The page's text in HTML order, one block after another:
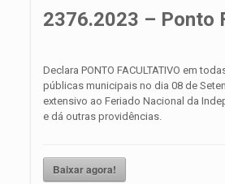
2376.2023 – Ponto
Declara PONTO FACULTATIVO em
públicas municipais no dia 08 de
extensivo ao Feriado Nacional da
e dá outras providências.
Baixar agora!